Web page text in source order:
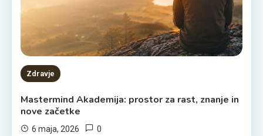
Zdravje
Mastermind Akademija: prostor za rast, znanje in
nove začetke
6 maja, 2026 0